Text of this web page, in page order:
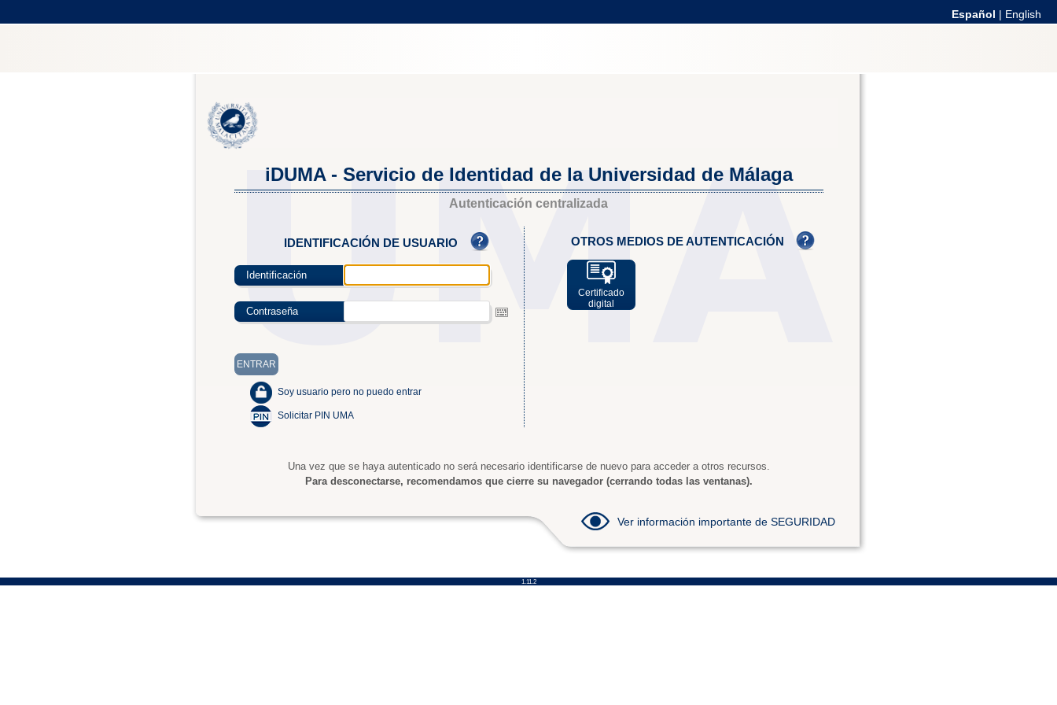
Español | English
iDUMA - Servicio de Identidad de la Universidad de Málaga
Autenticación centralizada
IDENTIFICACIÓN DE USUARIO
Identificación
Contraseña
Soy usuario pero no puedo entrar
Solicitar PIN UMA
OTROS MEDIOS DE AUTENTICACIÓN
Certificado
digital
Una vez que se haya autenticado no será necesario identificarse de nuevo para acceder a otros recursos.
Para desconectarse, recomendamos que cierre su navegador (cerrando todas las ventanas).
Ver información importante de SEGURIDAD
1.11.2